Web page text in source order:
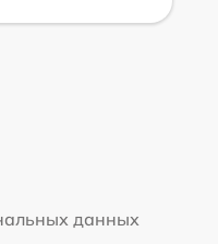
данных